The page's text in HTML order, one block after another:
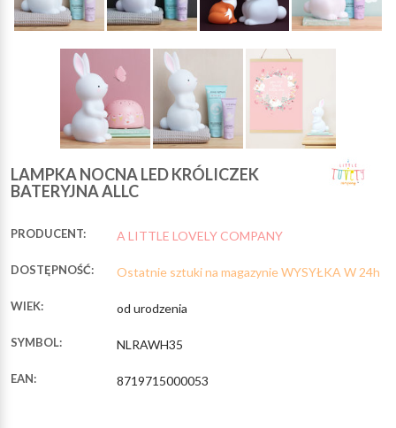
LAMPKA NOCNA LED KRÓLICZEK
BATERYJNA ALLC
PRODUCENT: A LITTLE LOVELY COMPANY
DOSTĘPNOŚĆ: Ostatnie sztuki na magazynie WYSYŁKA W 24h
WIEK: od urodzenia
SYMBOL: NLRAWH35
EAN: 8719715000053